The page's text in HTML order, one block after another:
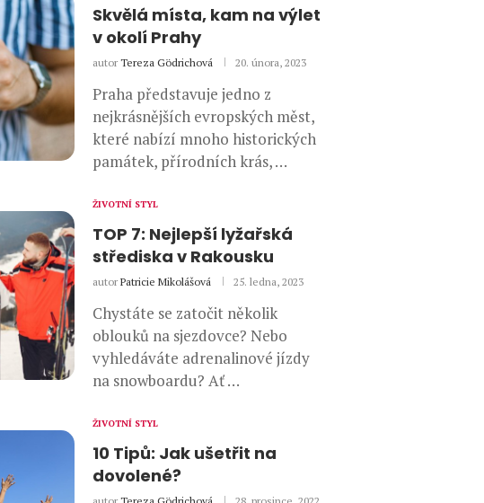
Skvělá místa, kam na výlet
v okolí Prahy
autor Tereza Gödrichová 20. února, 2023
Praha představuje jedno z
nejkrásnějších evropských měst,
které nabízí mnoho historických
památek, přírodních krás, …
ŽIVOTNÍ STYL
TOP 7: Nejlepší lyžařská
střediska v Rakousku
autor Patricie Mikolášová 25. ledna, 2023
Chystáte se zatočit několik
oblouků na sjezdovce? Nebo
vyhledáváte adrenalinové jízdy
na snowboardu? Ať …
ŽIVOTNÍ STYL
10 Tipů: Jak ušetřit na
dovolené?